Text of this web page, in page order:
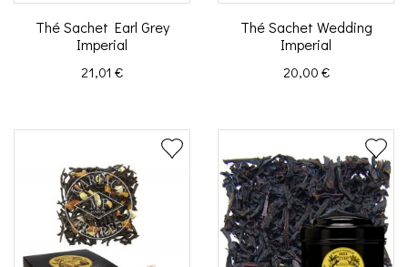
Thé Sachet Earl Grey
Imperial
Prix
21,01 €
Thé Sachet Wedding
Imperial
Prix
20,00 €